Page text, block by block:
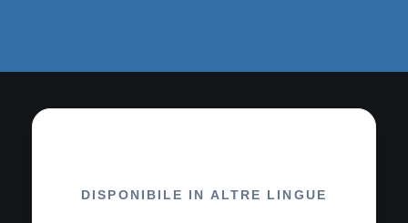
DISPONIBILE IN ALTRE LINGUE